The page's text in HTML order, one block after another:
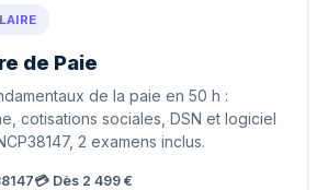
de Paie
de la paie en 50 h :
cotisations sociales, DSN et logiciel
2 examens inclus.
💳 Dès 2 499 €